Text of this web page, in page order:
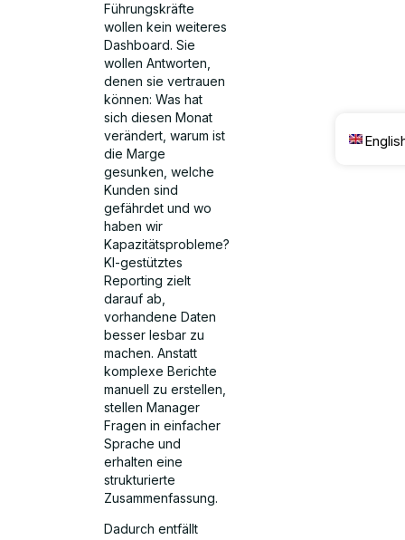
Führungskräfte
wollen kein weiteres
Dashboard. Sie
wollen Antworten,
denen sie vertrauen
können: Was hat
sich diesen Monat
verändert, warum ist
die Marge
gesunken, welche
Kunden sind
gefährdet und wo
haben wir
Kapazitätsprobleme?
KI-gestütztes
Reporting zielt
darauf ab,
vorhandene Daten
besser lesbar zu
machen. Anstatt
komplexe Berichte
manuell zu erstellen,
stellen Manager
Fragen in einfacher
Sprache und
erhalten eine
strukturierte
Zusammenfassung.
Dadurch entfällt